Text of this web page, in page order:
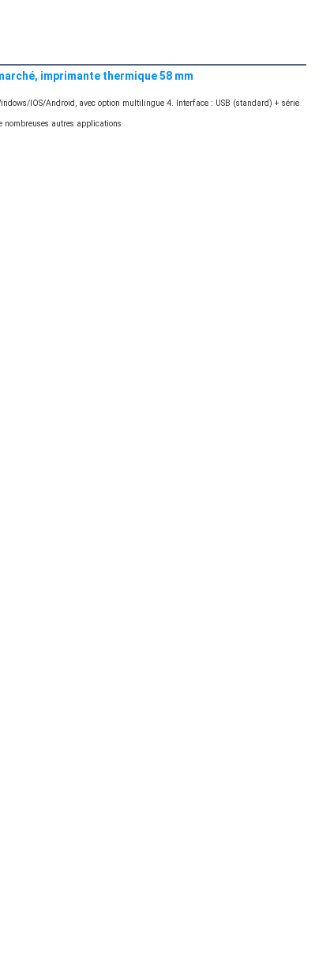
imprimante thermique 58 mm
IOS/Android, avec option multilingue 4. Interface : USB (standard) + série
nombreuses autres applications